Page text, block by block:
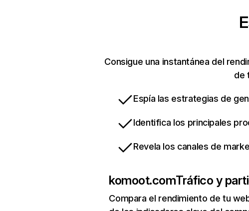
Consigue una instantánea del
de
Espía las estrategias de
Identifica los principales
Revela los canales de
komoot.comTráfico y
Compara el rendimiento de tu